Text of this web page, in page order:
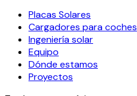
Placas Solares
Cargadores para coches
Ingeniería solar
Equipo
Dónde estamos
Proyectos